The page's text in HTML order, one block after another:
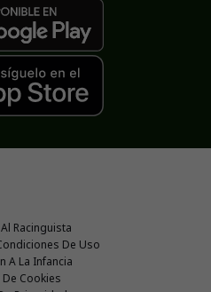
Racinguista
De Uso
A La Infancia
De Cookies